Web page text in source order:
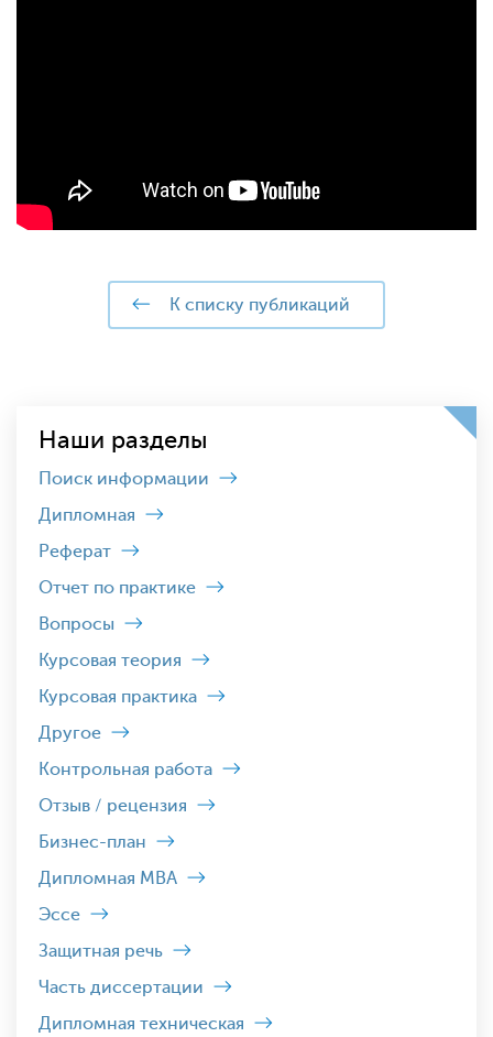
к списку публикаций
Наши разделы
Поиск информации
Дипломная
Реферат
Отчет по практике
Вопросы
Курсовая теория
Курсовая практика
Другое
Контрольная работа
Отзыв / рецензия
Бизнес-план
Дипломная MBA
Эссе
Защитная речь
Часть диссертации
Дипломная техническая